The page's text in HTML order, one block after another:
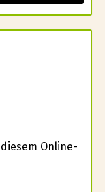
Online-